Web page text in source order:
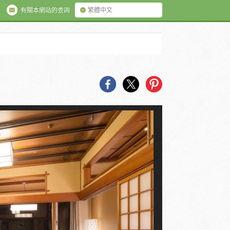
繁體中文
有關本網站的查詢